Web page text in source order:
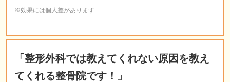
※効果には個人差があります
「整形外科では教えてくれない原因を教え
てくれる整骨院です！」